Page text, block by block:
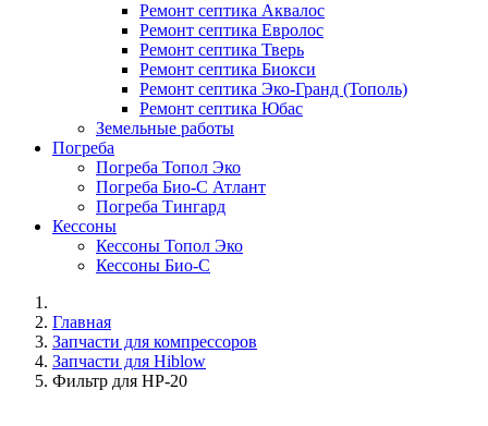
Ремонт септика Аквалос
Ремонт септика Евролос
Ремонт септика Тверь
Ремонт септика Биокси
Ремонт септика Эко-Гранд (Тополь)
Ремонт септика Юбас
Земельные работы
Погреба
Погреба Топол Эко
Погреба Био-С Атлант
Погреба Тингард
Кессоны
Кессоны Топол Эко
Кессоны Био-С
Главная
Запчасти для компрессоров
Запчасти для Hiblow
Фильтр для HP-20